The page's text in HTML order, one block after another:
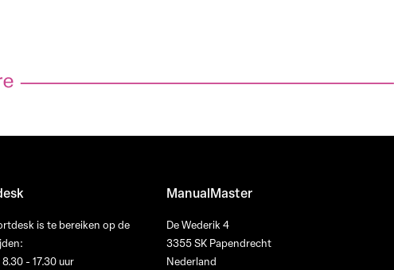
en ga hiermee akkoord.
is te bereiken op de
- 17.30 uur
ManualMaster
De Wederik 4
3355 SK Papendrecht
Nederland